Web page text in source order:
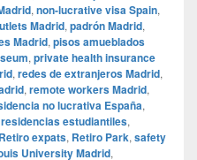
, non-lucrative visa Spain,
Madrid, padrón Madrid,
Madrid, pisos amueblados
, private health insurance
, redes de extranjeros Madrid,
, remote workers Madrid,
no lucrativa España,
residencias estudiantiles,
Retiro expats, Retiro Park, safety
University Madrid,